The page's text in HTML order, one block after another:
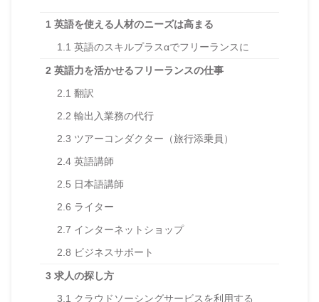
1 英語を使える人材のニーズは高まる
1.1 英語のスキルプラスαでフリーランスに
2 英語力を活かせるフリーランスの仕事
2.1 翻訳
2.2 輸出入業務の代行
2.3 ツアーコンダクター（旅行添乗員）
2.4 英語講師
2.5 日本語講師
2.6 ライター
2.7 インターネットショップ
2.8 ビジネスサポート
3 求人の探し方
3.1 クラウドソーシングサービスを利用する